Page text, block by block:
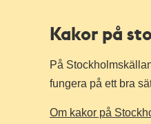
Kakor på
På
fungera på ett bra
Om kakor på